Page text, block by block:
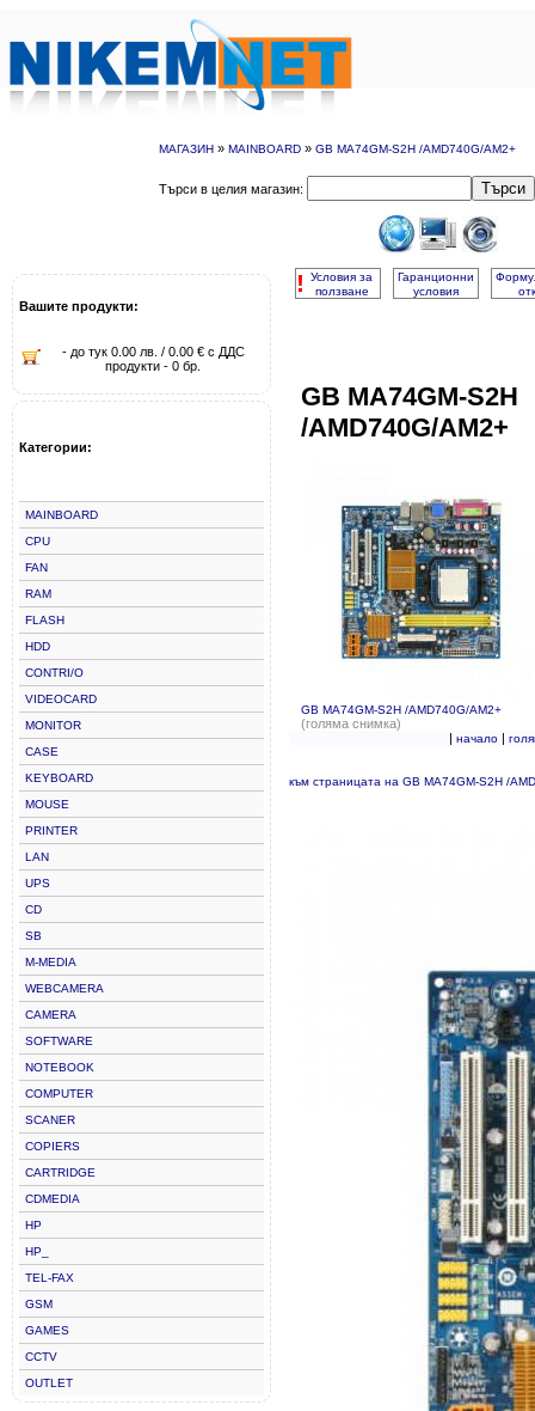
МАГАЗИН » MAINBOARD » GB MA74GM-S2H /AMD740G/AM2+
Търси в целия магазин: Търси
Вашите продукти:
- до тук 0.00 лв. / 0.00 € с ДДС
продукти - 0 бр.
Категории:
MAINBOARD
CPU
FAN
RAM
FLASH
HDD
CONTRI/O
VIDEOCARD
MONITOR
CASE
KEYBOARD
MOUSE
PRINTER
LAN
UPS
CD
SB
M-MEDIA
WEBCAMERA
CAMERA
SOFTWARE
NOTEBOOK
COMPUTER
SCANER
COPIERS
CARTRIDGE
CDMEDIA
HP
HP_
TEL-FAX
GSM
GAMES
CCTV
OUTLET
!
Условия за
ползване
Гаранционни
условия
GB MA74GM-S2H
/AMD740G/AM2+
GB MA74GM-S2H /AMD740G/AM2+
(голяма снимка)
|начало |
към страницата на GB MA74GM-S2H /